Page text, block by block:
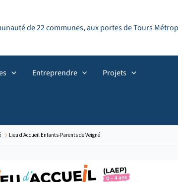
de 22 communes, aux portes de Tours
Entreprendre Projets
Lieu d’Accueil Enfants-Parents de Veigné